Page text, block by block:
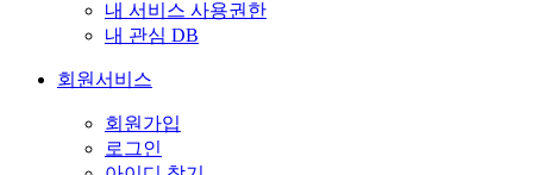
내 서비스 사용권한
내 관심 DB
회원서비스
회원가입
로그인